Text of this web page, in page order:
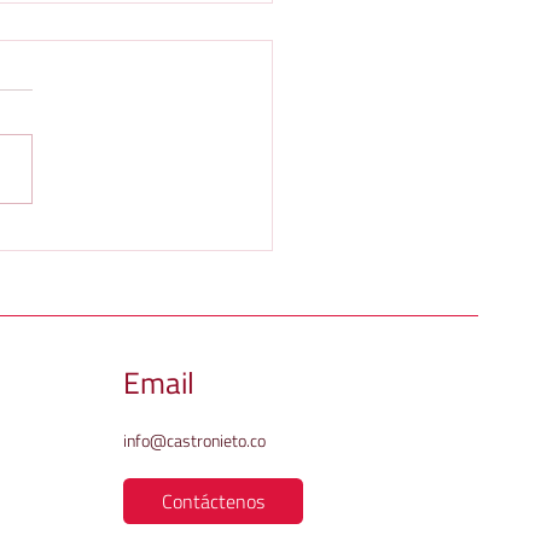
POR SILENCIO
POSITIVO EN
a través de la ley 142
por los usuarios ante
Email
info@castronieto.co
Contáctenos